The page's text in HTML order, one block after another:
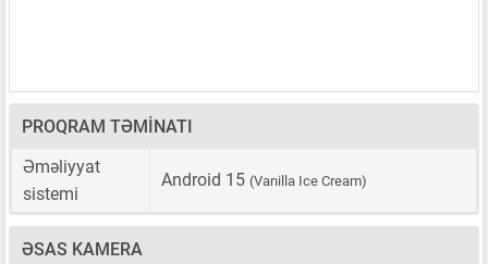
PROQRAM TƏMINATI
Əməliyyat
sistemi
Android 15 (Vanilla Ice Cream)
ƏSAS KAMERA